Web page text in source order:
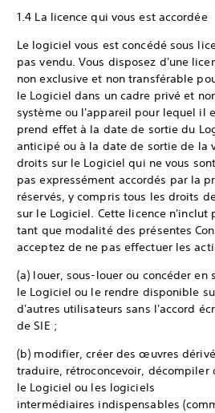
1.4 La licence qui vous est accordée
Le logiciel vous est concédé sous
pas vendu. Vous disposez d'une
non exclusive et non transférable
le Logiciel dans un cadre privé et
système ou l'appareil pour lequel il
prend effet à la date de sortie du
anticipé ou à la date de sortie de la
droits sur le Logiciel qui ne vous sont
pas expressément accordés par la
réservés, y compris tous les droits
sur le Logiciel. Cette licence n'inclut
tant que modalité des présentes
acceptez de ne pas effectuer les
(a) louer, sous-louer ou concéder en
le Logiciel ou le rendre disponible
d'autres utilisateurs sans l'accord
de SIE ;
(b) modifier, créer des œuvres
traduire, rétroconcevoir, décompiler
le Logiciel ou les logiciels
intermédiaires indispensables